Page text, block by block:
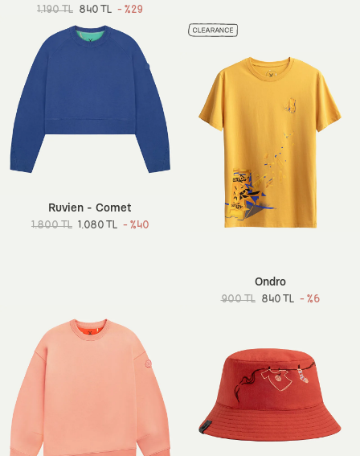
1.190 TL 840 TL - %29
Ruvien - Comet
1.800 TL 1.080 TL - %40
Ondro
900 TL 840 TL - %6